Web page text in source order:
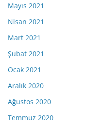
Mayıs 2021
Nisan 2021
Mart 2021
Şubat 2021
Ocak 2021
Aralık 2020
Ağustos 2020
Temmuz 2020